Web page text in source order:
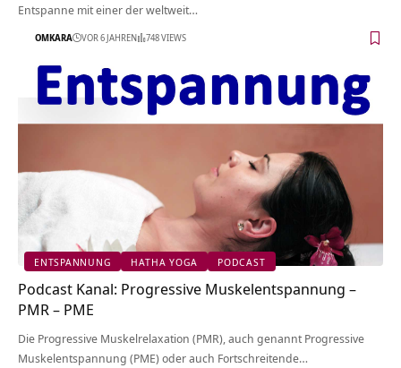
Entspanne mit einer der weltweit…
OMKARA VOR 6 JAHREN 748 VIEWS
ENTSPANNUNG HATHA YOGA PODCAST
Podcast Kanal: Progressive Muskelentspannung –
PMR – PME
Die Progressive Muskelrelaxation (PMR), auch genannt Progressive
Muskelentspannung (PME) oder auch Fortschreitende…